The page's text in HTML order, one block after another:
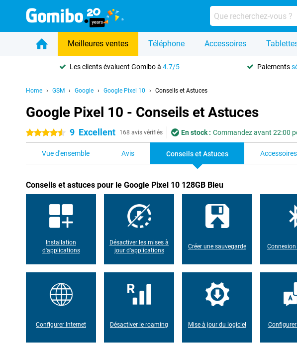
Meilleures ventes Téléphone Accessoires
Les clients évaluent Gomibo à4.7/5 Paiements
Home GSM Google Google Pixel 10 Conseils et Astuces
Google Pixel 10 - Conseils et Astuces
4.5 étoiles 9 Excellent 168 avis vérifiés En stock : Commandez avant 22:00
Vue d'ensemble Avis Conseils et Astuces Accessoires
Conseils et astuces pour le Google Pixel 10 128GB Bleu
Installation
d'applications
Désactiver les mises à
jour d'applications
Créer une sauvegarde
Configurer Internet Désactiver le roaming Mise à jour du logiciel